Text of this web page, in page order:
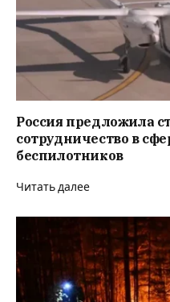
Россия предложила
сотрудничество в
беспилотников
Читать далее